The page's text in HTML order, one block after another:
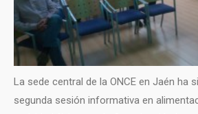
La sede central de la ONCE en Jaén ha
segunda sesión informativa en